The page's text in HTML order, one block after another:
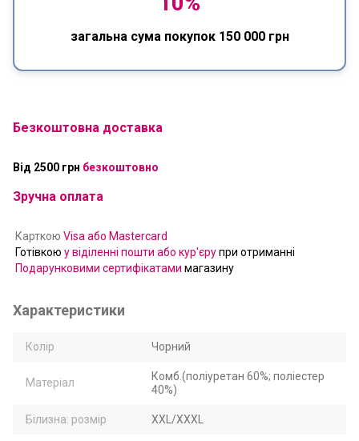
загальна сума покупок 150 000 грн
Безкоштовна доставка
Від 2500 грн безкоштовно
Зручна оплата
Карткою Visa або Mastercard
Готівкою у віділенні пошти або кур'єрупри отриманні
Подарунковими сертифікатами магазину
Характеристики
Колір Чорний
Матеріал
Комб.(поліуретан 60%; поліестер
40%)
Білизна: розмір XXL/XXXL